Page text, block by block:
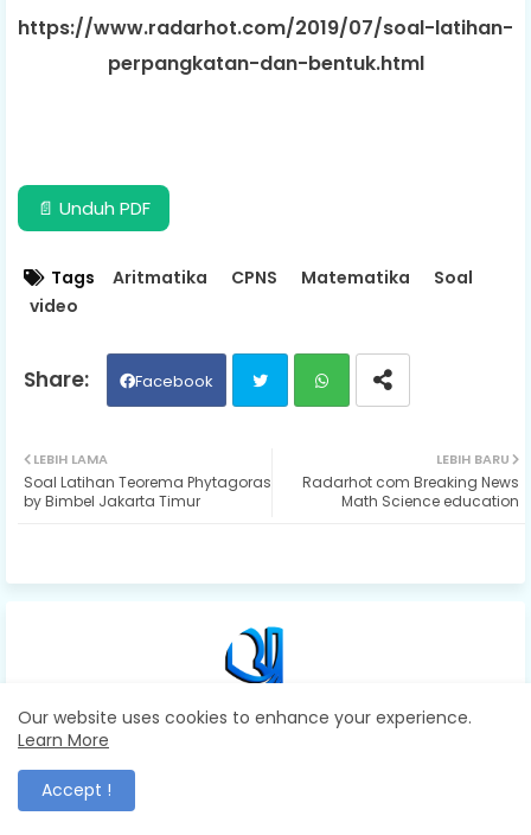
https://www.radarhot.com/2019/07/soal-latihan-
perpangkatan-dan-bentuk.html
📄 Unduh PDF
Tags Aritmatika CPNS Matematika
Soal
video
Facebook
ter ats
LEBIH BARU
Radarhot com Breaking News
Math Science education
LEBIH LAMA
Soal Latihan Teorema Phytagoras
by Bimbel Jakarta Timur
Bimbeles.com
Berita Informasi / Breaking news Information Update hangat
Our website uses cookies to enhance your experience.
Learn More
Accept !